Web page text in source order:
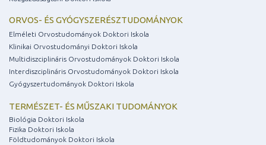
ORVOS- ÉS GYÓGYSZERÉSZTUDOMÁNYOK
Elméleti Orvostudományok Doktori Iskola
Klinikai Orvostudományi Doktori Iskola
Multidiszciplináris Orvostudományok Doktori Iskola
Interdiszciplináris Orvostudományok Doktori Iskola
Gyógyszertudományok Doktori Iskola
TERMÉSZET- ÉS MŰSZAKI TUDOMÁNYOK
Biológia Doktori Iskola
Fizika Doktori Iskola
Földtudományok Doktori Iskola